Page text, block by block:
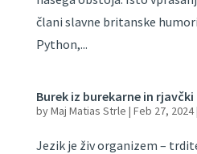
člani slavne britanske
Python,...
Burek iz burekarne in rjavčki
byMaj Matias Strle | Feb 27, 2024|
Jezik je živ organizem –